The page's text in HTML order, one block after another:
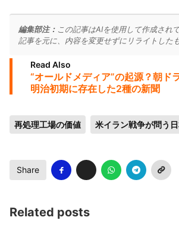
編集部注： この記事はAIを使用して作成されて
記事を元に、内容を変更せずにリライトしたも
Read Also
“オールドメディア”の起源？朝ド
明治初期に存在した2種の新聞
再処理工場の価値 米イラン戦争が問う
Share
Related posts